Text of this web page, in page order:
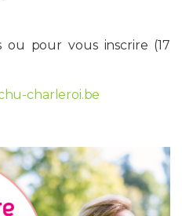
ou pour vous inscrire (17
charleroi.be